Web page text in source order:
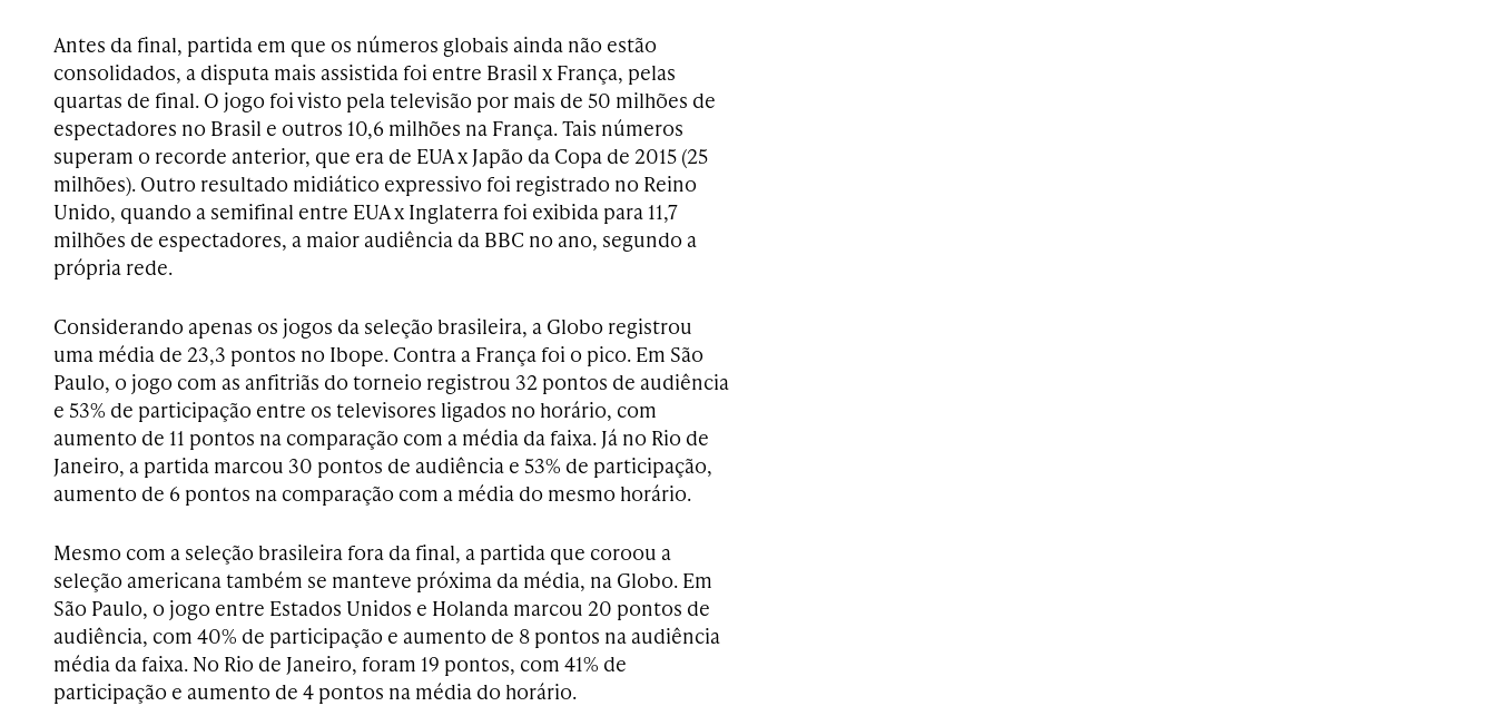
Antes da final, partida em que os números globais ainda não estão
consolidados, a disputa mais assistida foi entre Brasil x França, pelas
quartas de final. O jogo foi visto pela televisão por mais de 50 milhões de
espectadores no Brasil e outros 10,6 milhões na França. Tais números
superam o recorde anterior, que era de EUA x Japão da Copa de 2015 (25
milhões). Outro resultado midiático expressivo foi registrado no Reino
Unido, quando a semifinal entre EUA x Inglaterra foi exibida para 11,7
milhões de espectadores, a maior audiência da BBC no ano, segundo a
própria rede.
Considerando apenas os jogos da seleção brasileira, a Globo registrou
uma média de 23,3 pontos no Ibope. Contra a França foi o pico. Em São
Paulo, o jogo com as anfitriãs do torneio registrou 32 pontos de audiência
e 53% de participação entre os televisores ligados no horário, com
aumento de 11 pontos na comparação com a média da faixa. Já no Rio de
Janeiro, a partida marcou 30 pontos de audiência e 53% de participação,
aumento de 6 pontos na comparação com a média do mesmo horário.
Mesmo com a seleção brasileira fora da final, a partida que coroou a
seleção americana também se manteve próxima da média, na Globo. Em
São Paulo, o jogo entre Estados Unidos e Holanda marcou 20 pontos de
audiência, com 40% de participação e aumento de 8 pontos na audiência
média da faixa. No Rio de Janeiro, foram 19 pontos, com 41% de
participação e aumento de 4 pontos na média do horário.